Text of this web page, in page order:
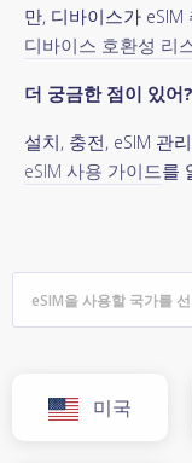
만, 디바이스가
디바이스 호환성 리
더 궁금한 점이 있어?
설치, 충전, eSIM 관
eSIM 사용 가이드를
미국